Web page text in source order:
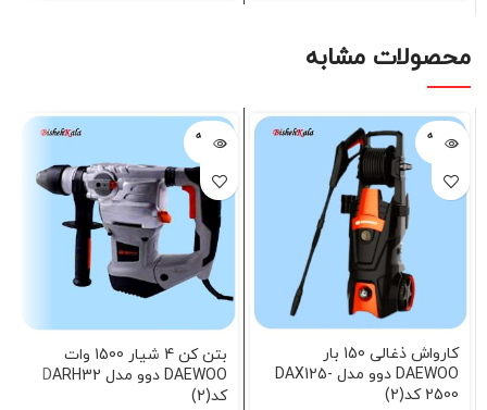
محصولات مشابه
فروخته
شده
کارواش ذغالی 150 بار
DAEWOO دوو مدل DAX125-
2500 کد(2)
فروخته
شده
بتن کن 4 شیار 1500 وات
DAEWOO دوو مدل DARH32
کد(2)